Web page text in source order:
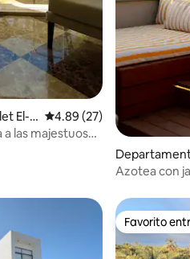
El-S
Calificación promedio:
4.89 (27)
las majestuosas
1
Azotea con
Favorito
Favorito